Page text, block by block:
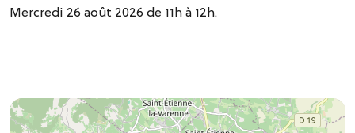
Mercredi 26 août 2026 de 11h à 12h.